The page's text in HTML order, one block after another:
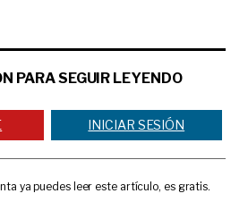
PARA SEGUIR LEYENDO
INICIAR SESIÓN
ya puedes leer este artículo, es gratis.